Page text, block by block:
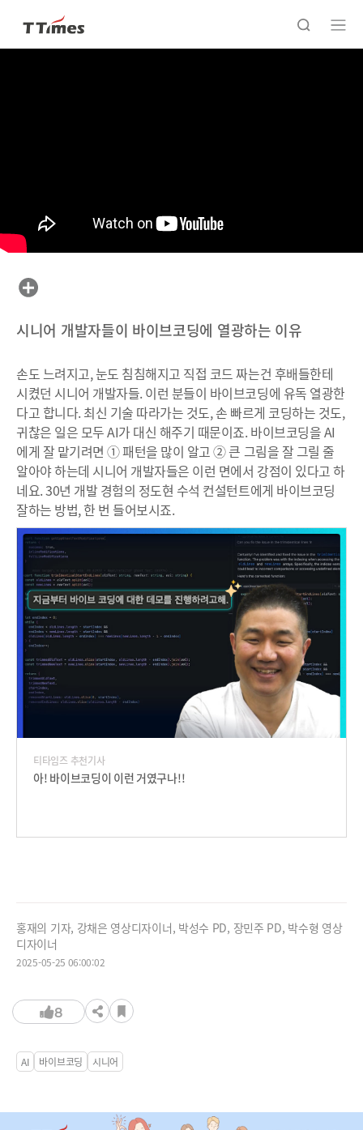
시니어 개발자들이 바이브코딩에 열광하는 이유
손도 느려지고, 눈도 침침해지고 직접 코드 짜는건 후배들한테
시켰던 시니어 개발자들. 이런 분들이 바이브코딩에 유독 열광한
다고 합니다. 최신 기술 따라가는 것도, 손 빠르게 코딩하는 것도,
귀찮은 일은 모두 AI가 대신 해주기 때문이죠. 바이브코딩을 AI
에게 잘 맡기려면 ① 패턴을 많이 알고 ② 큰 그림을 잘 그릴 줄
알아야 하는데 시니어 개발자들은 이런 면에서 강점이 있다고 하
네요. 30년 개발 경험의 정도현 수석 컨설턴트에게 바이브코딩
잘하는 방법, 한 번 들어보시죠.
티타임즈 추천기사
아! 바이브코딩이 이런 거였구나!!
홍재의 기자, 강채은 영상디자이너, 박성수 PD, 장민주 PD, 박수형 영상
디자이너
2025-05-25 06:00:02
8
AI 바이브코딩 시니어